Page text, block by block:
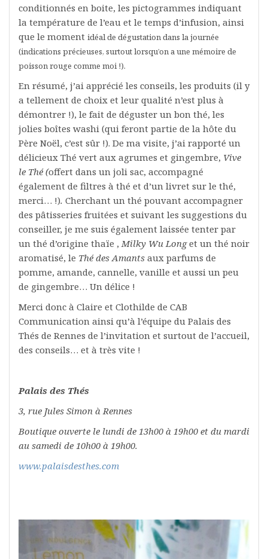
conditionnés en boite, les pictogrammes indiquant
la température de l’eau et le temps d’infusion, ainsi
que le moment idéalde dégustationdans la journée
(indications précieuses, surtout lorsqu’on a une mémoire de
poisson rouge comme moi !).
En résumé, j’ai apprécié les conseils, les produits (il y
a tellement de choix et leur qualité n’est plus à
démontrer !), le fait de déguster un bon thé, les
jolies boîtes washi (qui feront partie de la hôte du
Père Noël, c’est sûr !). De ma visite, j’ai rapporté un
délicieux Thé vert aux agrumes et gingembre, Vive
le Thé (offert dans un joli sac, accompagné
également de filtres à thé et d’un livret sur le thé,
merci… !). Cherchant un thé pouvant accompagner
des pâtisseries fruitées et suivant les suggestions du
conseiller, je me suis également laissée tenter par
un thé d’origine thaïe , Milky Wu Longet un thé noir
aromatisé, le Thé des Amants aux parfums de
pomme, amande, cannelle, vanille et aussi un peu
de gingembre… Un délice !
Merci donc à Claire et Clothilde de CAB
Communication ainsi qu’à l’équipe du Palais des
Thés de Rennes de l’invitation et surtout de l’accueil,
des conseils… et à très vite !
Palais des Thés
3, rue Jules Simon à Rennes
Boutique ouverte le lundi de 13h00 à 19h00 et du mardi
au samedi de 10h00 à 19h00.
www.palaisdesthes.com